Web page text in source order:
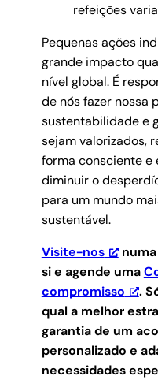
refeições
Pequenas ações
grande impacto
nível global. É
de nós fazer nossa
sustentabilidade e
sejam valorizados,
forma consciente e
diminuir o
para um mundo
sustentável.
Visite-nos
numa
si e agende uma
compromisso
.
qual a melhor
garantia de um
personalizado e
necessidades